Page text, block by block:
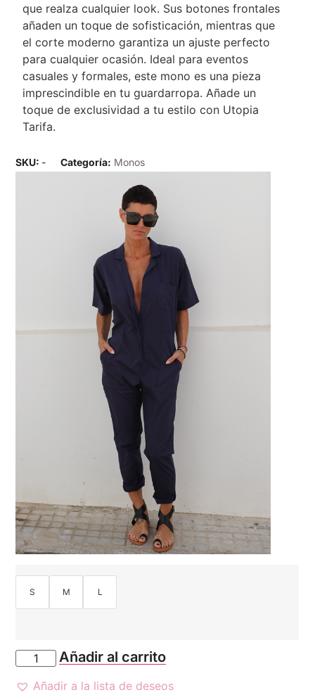
que realza cualquier look. Sus botones frontales
añaden un toque de sofisticación, mientras que
el corte moderno garantiza un ajuste perfecto
para cualquier ocasión. Ideal para eventos
casuales y formales, este mono es una pieza
imprescindible en tu guardarropa. Añade un
toque de exclusividad a tu estilo con Utopia
Tarifa.
SKU: - Categoría: Monos
S M L
Añadir al carrito
Añadir a la lista de deseos